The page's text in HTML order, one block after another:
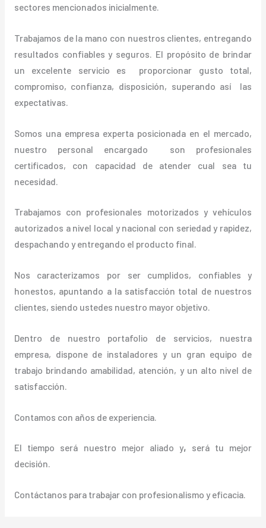
sectores mencionados inicialmente.
Trabajamos de la mano con nuestros clientes, entregando
resultados confiables y seguros. El propósito de brindar
un excelente servicio es proporcionar gusto total,
compromiso, confianza, disposición, superando así las
expectativas.
Somos una empresa experta posicionada en el mercado,
nuestro personal encargado son profesionales
certificados, con capacidad de atender cual sea tu
necesidad.
Trabajamos con profesionales motorizados y vehículos
autorizados a nivel local y nacional con seriedad y rapidez,
despachando y entregando el producto final.
Nos caracterizamos por ser cumplidos, confiables y
honestos, apuntando a la satisfacción total de nuestros
clientes, siendo ustedes nuestro mayor objetivo.
Dentro de nuestro portafolio de servicios, nuestra
empresa, dispone de instaladores y un gran equipo de
trabajo brindando amabilidad, atención, y un alto nivel de
satisfacción.
Contamos con años de experiencia.
El tiempo será nuestro mejor aliado y, será tu mejor
decisión.
Contáctanos para trabajar con profesionalismo y eficacia.